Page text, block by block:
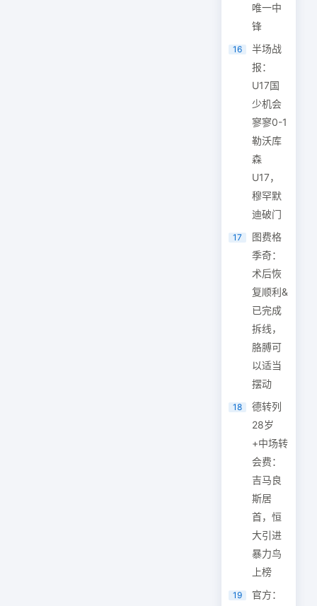
唯一中
锋
16
半场战
报：
U17国
少机会
寥寥0-1
勒沃库
森
U17，
穆罕默
迪破门
17
图费格
季奇：
术后恢
复顺利&
已完成
拆线，
胳膊可
以适当
摆动
18
德转列
28岁
+中场转
会费：
吉马良
斯居
首，恒
大引进
暴力鸟
上榜
19
官方：